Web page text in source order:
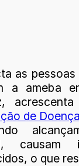
as pessoas
a ameba
de
causam
o que